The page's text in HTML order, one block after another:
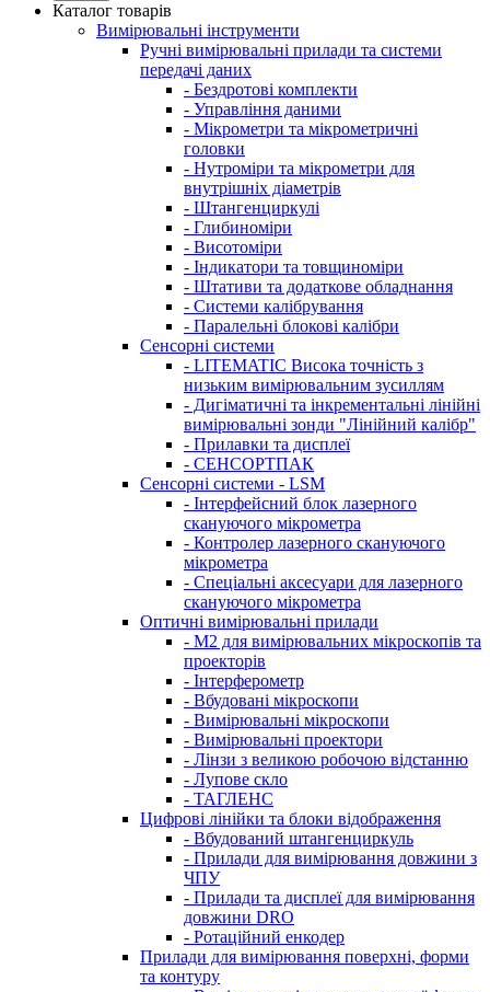
Каталог товарів
Вимірювальні інструменти
Ручні вимірювальні прилади та системи
передачі даних
- Бездротові комплекти
- Управління даними
- Мікрометри та мікрометричні
головки
- Нутроміри та мікрометри для
внутрішніх діаметрів
- Штангенциркулі
- Глибиноміри
- Висотоміри
- Індикатори та товщиноміри
- Штативи та додаткове обладнання
- Системи калібрування
- Паралельні блокові калібри
Сенсорні системи
- LITEMATIC Висока точність з
низьким вимірювальним зусиллям
- Дигіматичні та інкрементальні лінійні
вимірювальні зонди "Лінійний калібр"
- Прилавки та дисплеї
- СЕНСОРТПАК
Сенсорні системи - LSM
- Інтерфейсний блок лазерного
скануючого мікрометра
- Контролер лазерного скануючого
мікрометра
- Спеціальні аксесуари для лазерного
скануючого мікрометра
Оптичні вимірювальні прилади
- M2 для вимірювальних мікроскопів та
проекторів
- Інтерферометр
- Вбудовані мікроскопи
- Вимірювальні мікроскопи
- Вимірювальні проектори
- Лінзи з великою робочою відстанню
- Лупове скло
- ТАГЛЕНС
Цифрові лінійки та блоки відображення
- Вбудований штангенциркуль
- Прилади для вимірювання довжини з
ЧПУ
- Прилади та дисплеї для вимірювання
довжини DRO
- Ротаційний енкодер
Прилади для вимірювання поверхні, форми
та контуру